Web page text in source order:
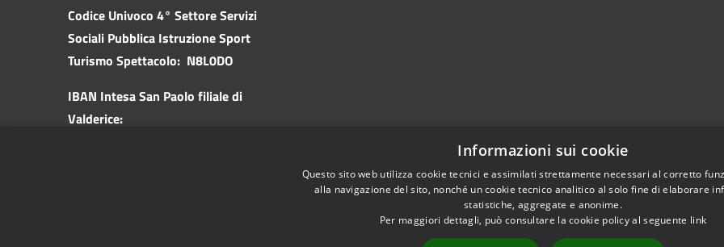
Codice Univoco 4° Settore Servizi
Sociali Pubblica Istruzione Sport
Turismo Spettacolo: N8L0DO
IBAN Intesa San Paolo filiale di
Valderice:
Informazioni sui cookie
Questo sito web utilizza cookie tecnici e assimilati strettamente necessari al corretto
alla navigazione del sito, nonché un cookie tecnico analitico al solo fine di elaborare
statistiche, aggregate e anonime.
Per maggiori dettagli, può consultare la cookie policy al seguente link